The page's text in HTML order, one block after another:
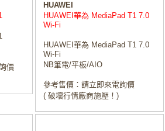
價
HUAWEI
HUAWEI華為 MediaPad T1 7.0
Wi-Fi
HUAWEI華為 MediaPad T1 7.0
Wi-Fi
NB筆電/平板/AIO
參考售價：請立即來電詢價
( 破壞行情廠商施壓！)